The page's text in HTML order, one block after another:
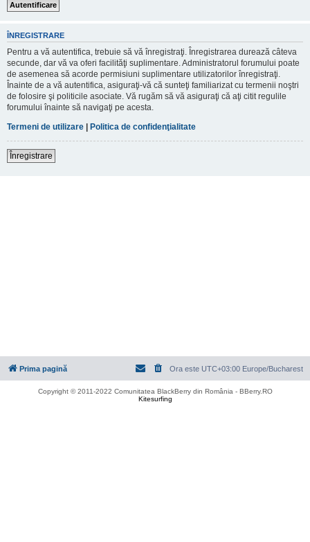
ÎNREGISTRARE
Pentru a vă autentifica, trebuie să vă înregistraţi. Înregistrarea durează câteva
secunde, dar vă va oferi facilităţi suplimentare. Administratorul forumului poate
de asemenea să acorde permisiuni suplimentare utilizatorilor înregistraţi.
Înainte de a vă autentifica, asiguraţi-vă că sunteţi familiarizat cu termenii noştri
de folosire şi politicile asociate. Vă rugăm să vă asiguraţi că aţi citit regulile
forumului înainte să navigaţi pe acesta.
Termeni de utilizare | Politica de confidenţialitate
Înregistrare
Prima pagină Ora este UTC+03:00 Europe/Bucharest
Copyright © 2011-2022 Comunitatea BlackBerry din România - BBerry.RO
Kitesurfing